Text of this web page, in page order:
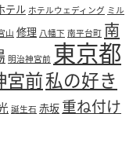
テル ホテルウェディング ミル
山 修理 八幡下 南平台町 南
明治神宮前 東京都
宮前私の好き
誕生石 赤坂 重ね付け